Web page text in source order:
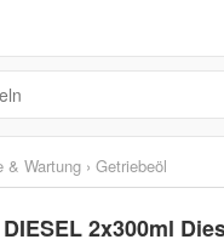
& Wartung › Getriebeöl
2x300ml